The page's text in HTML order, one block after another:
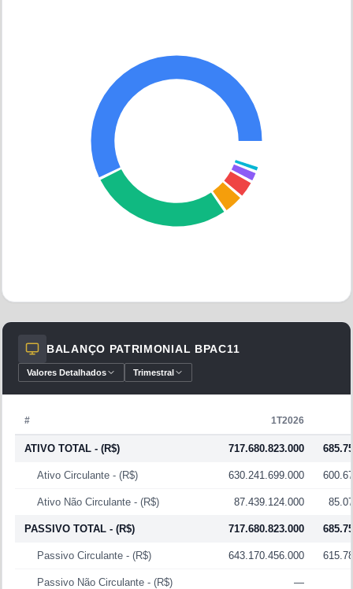
BALANÇO PATRIMONIAL BPAC11
Valores Detalhados Trimestral
# 1T2026
ATIVO TOTAL - (R$) 717.680.823.000
Ativo Circulante - (R$) 630.241.699.000
Ativo Não Circulante - (R$) 87.439.124.000
PASSIVO TOTAL - (R$) 717.680.823.000
Passivo Circulante - (R$) 643.170.456.000
Passivo Não Circulante - (R$) —